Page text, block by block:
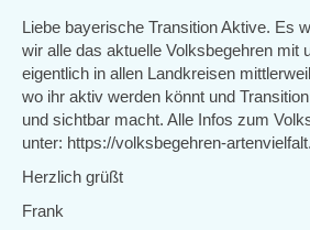
Liebe bayerische Transition Aktive. Es
wir alle das aktuelle Volksbegehren mit
eigentlich in allen Landkreisen
wo ihr aktiv werden könnt und
und sichtbar macht. Alle Infos zum
unter: https://volksbegehren-
Herzlich grüßt
Frank